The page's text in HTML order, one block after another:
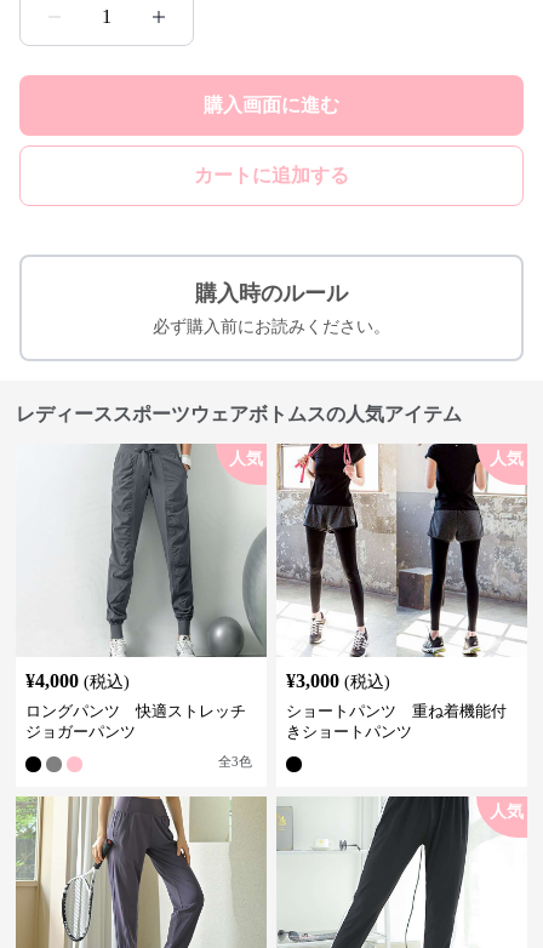
1
購入画面に進む
カートに追加する
購入時のルール
必ず購入前にお読みください。
レディーススポーツウェアボトムスの人気アイテム
人気
¥4,000 (税込)
ロングパンツ 快適ストレッチ
ジョガーパンツ
全3色
人気
¥3,000 (税込)
ショートパンツ 重ね着機能付
きショートパンツ
人気